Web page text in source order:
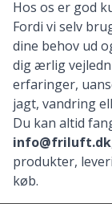
Hos os er god
Fordi vi selv
dine behov ud
dig ærlig
erfaringer,
jagt, vandring
Du kan altid
info@friluft.dk
produkter,
køb.